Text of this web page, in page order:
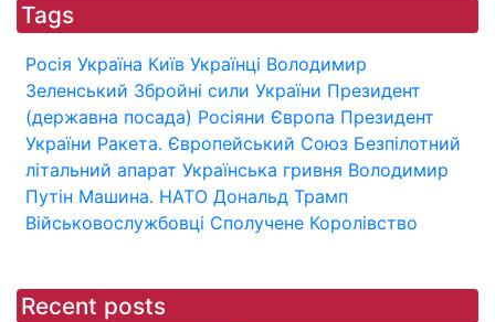
Tags
Росія Україна Київ Українці Володимир
Зеленський Збройні сили України Президент
(державна посада) Росіяни Європа Президент
України Ракета. Європейський Союз Безпілотний
літальний апарат Українська гривня Володимир
Путін Машина. НАТО Дональд Трамп
Військовослужбовці Сполучене Королівство
Recent posts